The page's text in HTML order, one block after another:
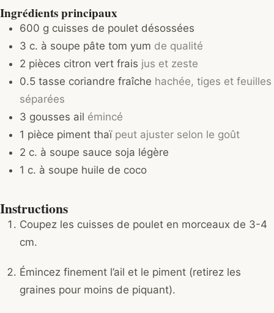
Ingrédients principaux
600 g cuisses de poulet désossées
3 c. à soupe pâte tom yum de qualité
2 pièces citron vert frais jus et zeste
0.5 tasse coriandre fraîche hachée, tiges et feuilles
séparées
3 gousses ail émincé
1 pièce piment thaï peut ajuster selon le goût
2 c. à soupe sauce soja légère
1 c. à soupe huile de coco
Instructions
Coupez les cuisses de poulet en morceaux de 3-4
cm.
Émincez finement l’ail et le piment (retirez les
graines pour moins de piquant).